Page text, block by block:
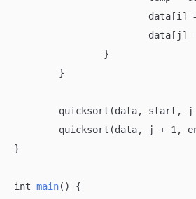
}
int main() {